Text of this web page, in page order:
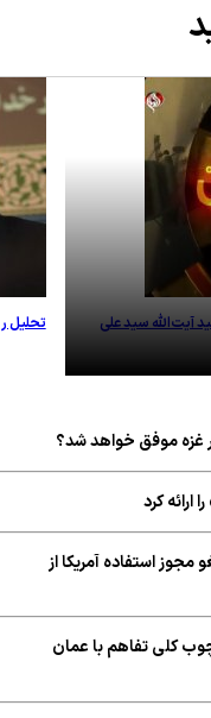
سید علی
تحلیل روز؛
کرد
آمریکا از
تفاهم با عمان